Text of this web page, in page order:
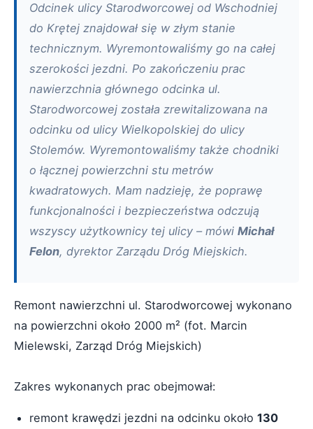
Odcinek ulicy Starodworcowej od Wschodniej
do Krętej znajdował się w złym stanie
technicznym. Wyremontowaliśmy go na całej
szerokości jezdni. Po zakończeniu prac
nawierzchnia głównego odcinka ul.
Starodworcowej została zrewitalizowana na
odcinku od ulicy Wielkopolskiej do ulicy
Stolemów. Wyremontowaliśmy także chodniki
o łącznej powierzchni stu metrów
kwadratowych. Mam nadzieję, że poprawę
funkcjonalności i bezpieczeństwa odczują
wszyscy użytkownicy tej ulicy – mówi Michał
Felon, dyrektor Zarządu Dróg Miejskich.
Remont nawierzchni ul. Starodworcowej wykonano
na powierzchni około 2000 m² (fot. Marcin
Mielewski, Zarząd Dróg Miejskich)
Zakres wykonanych prac obejmował:
remont krawędzi jezdni na odcinku około 130